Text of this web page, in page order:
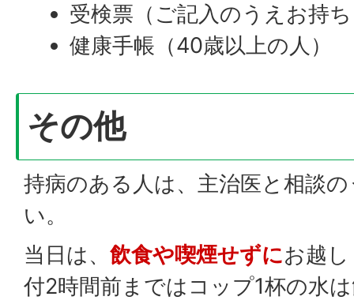
受検票（ご記入のうえお持
健康手帳（40歳以上の人）
その他
持病のある人は、主治医と相談
い。
当日は、 飲食や喫煙せずにお越
付2時間前まではコップ1杯の水